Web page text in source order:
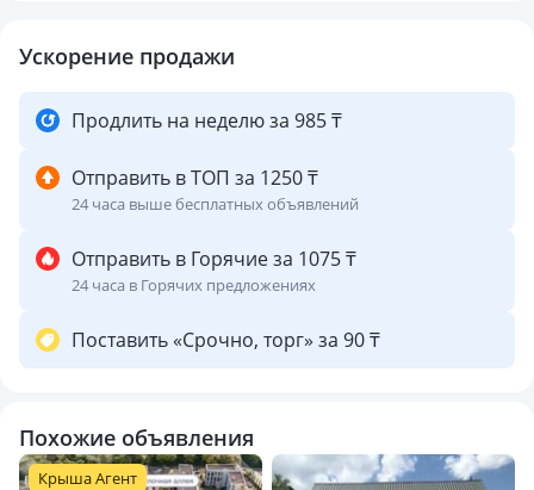
Ускорение продажи
Продлить на неделю за 985 ₸
Отправить в ТОП за 1250 ₸
24 часа выше бесплатных объявлений
Отправить в Горячие за 1075 ₸
24 часа в Горячих предложениях
Поставить «Срочно, торг» за 90 ₸
Похожие объявления
Крыша Агент